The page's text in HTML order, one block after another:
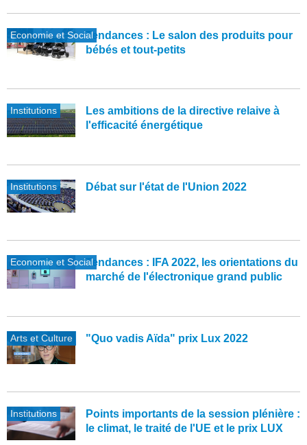
Economie et SocialTendances : Le salon des produits pour
bébés et tout-petits
Institutions
Les ambitions de la directive relaive à
l'efficacité énergétique
Institutions Débat sur l'état de l'Union 2022
Economie et SocialTendances : IFA 2022, les orientations du
marché de l'électronique grand public
Arts et Culture "Quo vadis Aïda" prix Lux 2022
Institutions
Points importants de la session plénière :
le climat, le traité de l'UE et le prix LUX